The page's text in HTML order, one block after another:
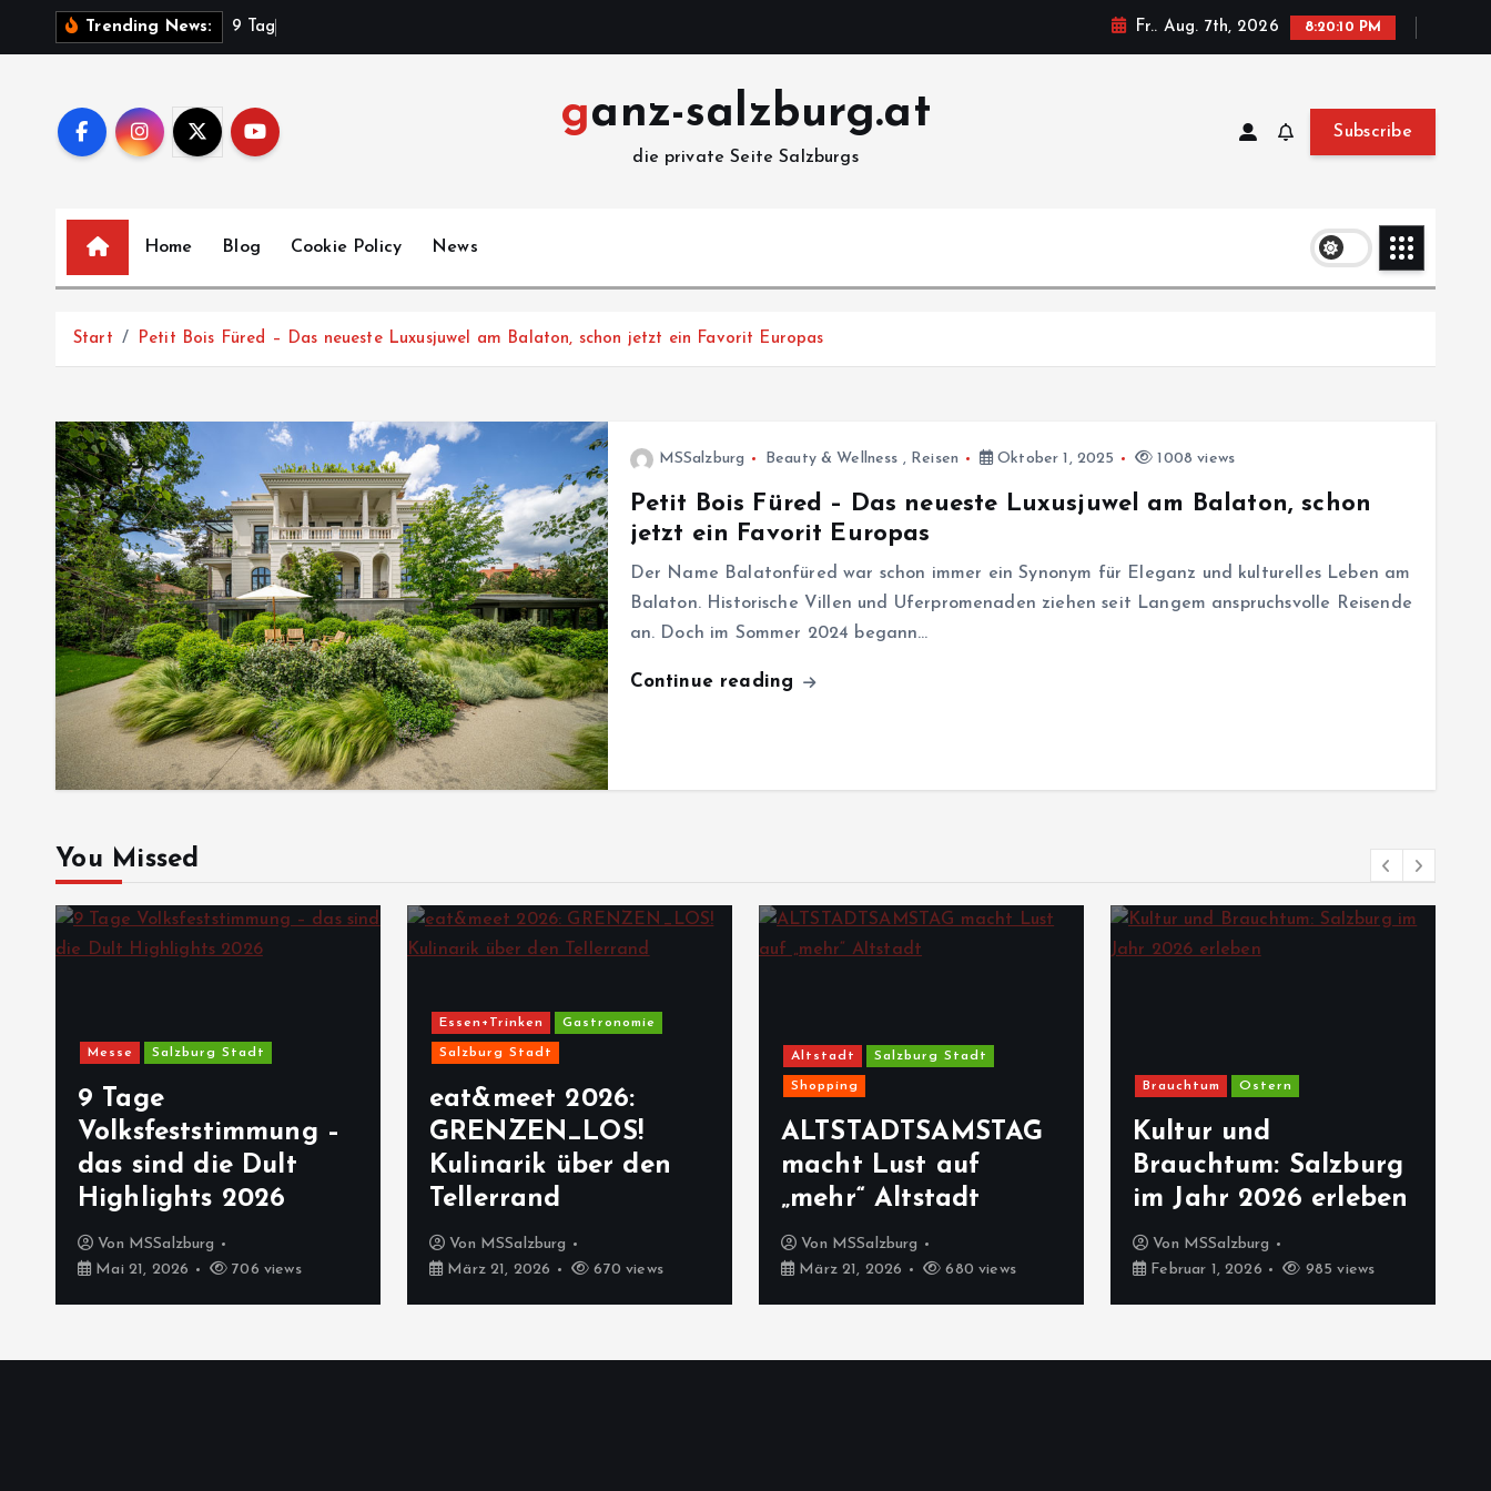
Trending News: 9 ag Fr.. Aug. 7th, 2026 8:20:10 PM
ganz-salzburg.at
die private Seite Salzburgs
Subscribe
Home Blog Cookie Policy News
Start Petit Bois Füred – Das neueste Luxusjuwel am Balaton, schon jetzt ein Favorit Europas
MSSalzburg Beauty & Wellness , Reisen Oktober 1, 2025 1008 views
Petit Bois Füred – Das neueste Luxusjuwel am Balaton, schon
jetzt ein Favorit Europas
Der Name Balatonfüred war schon immer ein Synonym für Eleganz und kulturelles Leben am
Balaton. Historische Villen und Uferpromenaden ziehen seit Langem anspruchsvolle Reisende
an. Doch im Sommer 2024 begann…
Continue reading
You Missed
Messe Salzburg Stadt
9 Tage
Volksfeststimmung –
das sind die Dult
Highlights 2026
Von MSSalzburg
Mai 21, 2026
706 views
Essen+Trinken Gastronomie
Salzburg Stadt
eat&meet 2026:
GRENZEN_LOS!
Kulinarik über den
Tellerrand
Von MSSalzburg
März 21, 2026
670 views
Altstadt Salzburg Stadt
Shopping
ALTSTADTSAMSTAG
macht Lust auf
„mehr“ Altstadt
Von MSSalzburg
März 21, 2026
680 views
Brauchtum Ostern
Kultur und
Brauchtum: Salzburg
im Jahr 2026 erleben
Von MSSalzburg
Februar 1, 2026
985 views